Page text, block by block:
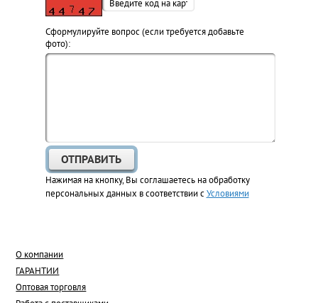
Cформулируйте вопрос (если требуется добавьте
фото):
Нажимая на кнопку, Вы соглашаетесь на обработку
персональных данных в соответствии сУсловиями
О компании
ГАРАНТИИ
Оптовая торговля